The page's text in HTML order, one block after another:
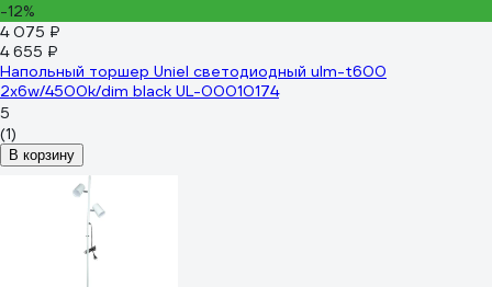
-12%
4 075 ₽
4 655 ₽
Напольный торшер Uniel светодиодный ulm-t600
2x6w/4500k/dim black UL-00010174
5
(1)
В корзину